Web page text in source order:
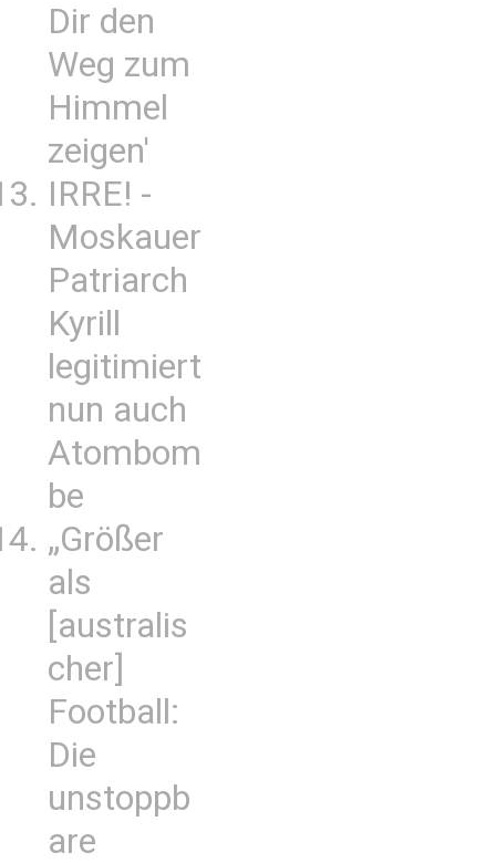
Dir den
Weg zum
Himmel
zeigen'
IRRE! -
Moskauer
Patriarch
Kyrill
legitimiert
nun auch
Atombom
be
„Größer
als
[australis
cher]
Football:
Die
unstoppb
are